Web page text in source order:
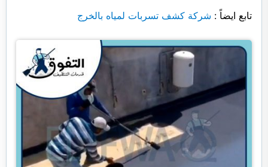
تابع ايضاً : شركة كشف تسربات لمياه بالخرج